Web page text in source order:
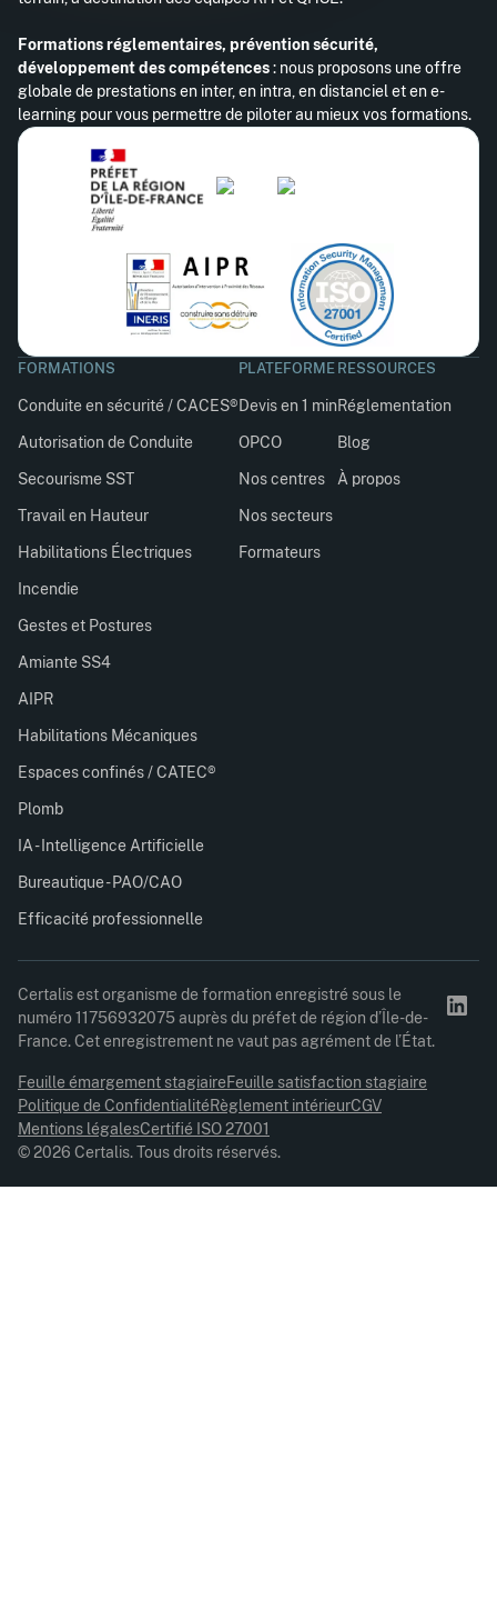
Formations réglementaires, prévention sécurité,
développement des compétences: nous proposons une offre
globale de prestations en inter, en intra, en distanciel et en e-
learning pour vous permettre de piloter au mieux vos formations.
FORMATIONS
Conduite en sécurité / CACES®
Autorisation de Conduite
Secourisme SST
Travail en Hauteur
Habilitations Électriques
Incendie
Gestes et Postures
Amiante SS4
AIPR
Habilitations Mécaniques
Espaces confinés / CATEC®
Plomb
IA - Intelligence Artificielle
Bureautique - PAO/CAO
Efficacité professionnelle
PLATEFORME
Devis en 1 min
OPCO
Nos centres
Nos secteurs
Formateurs
RESSOURCES
Réglementation
Blog
À propos
Certalis est organisme de formation enregistré sous le
numéro 11756932075 auprès du préfet de région d’Île-de-
France. Cet enregistrement ne vaut pas agrément de l’État.
© 2026 Certalis. Tous droits réservés.
Feuille émargement stagiaireFeuille satisfaction stagiaire
Politique de ConfidentialitéRèglement intérieurCGV
Mentions légalesCertifié ISO 27001